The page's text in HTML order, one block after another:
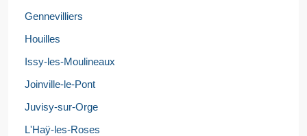
Gennevilliers
Houilles
Issy-les-Moulineaux
Joinville-le-Pont
Juvisy-sur-Orge
L'Haÿ-les-Roses